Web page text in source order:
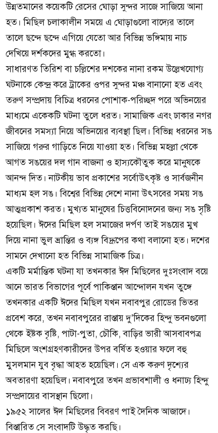
উন্নতমানের কয়েকটি রেসের ঘোড়া সুন্দর সাজে সাজিয়ে আনা
হত। মিছিল চলাকালীন সময়ে এ ঘোড়াগুলো বাদ্যের তালে
তালে ছন্দে ছন্দে এগিয়ে যেতো আর বিভিন্ন ভঙ্গিমায় নাচ
দেখিয়ে দর্শকদের মুগ্ধ করতো।
সাধারণত তিরিশ বা চল্লিশের দশকের নানা রকম উল্লেখযোগ্য
ঘটনাকে কেন্দ্র করে ট্রাকের ওপর সুন্দর মঞ্চ বানানো হত এবং
তরুণ সম্প্রদায় বিচিত্র ধরনের পোশাক-পরিচ্ছদ পরে অভিনয়ের
মাধ্যমে একেকটি ঘটনা তুলে ধরত। সামাজিক এবং ঢাকার নগর
জীবনের সমস্যা নিয়ে অভিনয়ের ব্যবস্থা ছিল। বিভিন্ন ধরনের সঙ
সাজিয়ে গরুর গাড়িতে নিয়ে যাওয়া হত। বিভিন্ন মহল্লা থেকে
আগত সঙয়ের দল গান বাজনা ও হাস্যকৌতুক করে মানুষকে
আনন্দ দিত। নাটকীয় ভাব প্রকাশের সর্বোউৎকৃষ্ট ও সার্বজনীন
মাধ্যম হল সঙ। বিশ্বের বিভিন্ন দেশে নানা উৎসবের সময় সঙ
আত্মপ্রকাশ করত। মুখ্যত মানুষের চিত্তবিনোদনের জন্য সঙ সৃষ্টি
হয়েছিল। ঈদের মিছিল হল সমাজের দর্পণ তাই সঙয়ের মুখ
দিয়ে নানা ভুল ভ্রান্তির ও ব্যঙ্গ বিদ্রূপের কথা বলানো হত। দশের
সামনে দেখানো হত বিভিন্ন সামাজিক চিত্র।
একটি মর্মান্তিক ঘটনা যা তখনকার ঈদ মিছিলের দুঃসংবাদ বয়ে
আনে ভারত বিভাগের পূর্বে পাকিস্তান আন্দোলন যখন তুঙ্গে
তখনকার একটি ঈদের মিছিল যখন নবাবপুর রোডের ভিতর
প্রবেশ করে, তখন নবাবপুরের রাস্তায় দু'দিকের হিন্দু ভবনগুলো
থেকে ইষ্টক বৃষ্টি, পাটা-পুতা, চৌকি, বাড়ির ভারী আসবাবপত্র
মিছিলে অংশগ্রহণকারীদের উপর বর্ষিত হওয়ার ফলে বহু
মুসলমান যুব বৃদ্ধা আহত হয়েছিল। সে এক করুণ দৃশ্যের
অবতারণা হয়েছিল। নবাবপুরে তখন প্রভাবশালী ও ধনাঢ্য হিন্দু
সম্প্রদায়ের বাসস্থান ছিলো।
১৯৫২ সালের ঈদ মিছিলের বিবরণ পাই দৈনিক আজাদে।
বিস্তারিত সে সংবাদটি উদ্ধৃত করছি।